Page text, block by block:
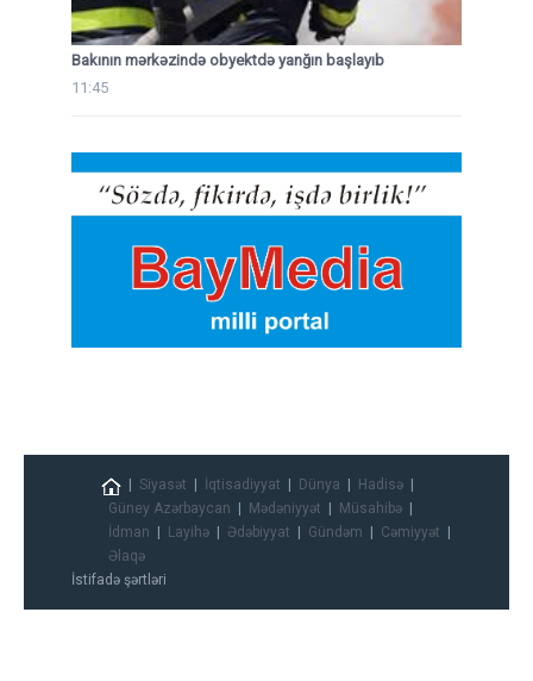
Bakının mərkəzində obyektdə yanğın başlayıb
11:45
Siyasət İqtisadiyyat Dünya
Hadisə
Güney Azərbaycan
Mədəniyyət
Müsahibə
İdman
Layihə Ədəbiyyat Gündəm
Cəmiyyət
Əlaqə
İstifadə şərtləri